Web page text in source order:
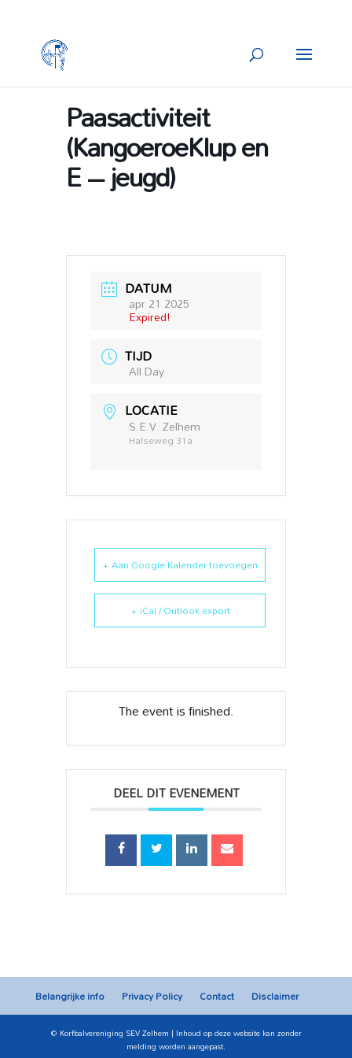
Paasactiviteit
(KangoeroeKlup en
E – jeugd)
DATUM
apr 21 2025
Expired!
TIJD
All Day
LOCATIE
S.E.V. Zelhem
Halseweg 31a
+ Aan Google Kalender toevoegen
+ iCal / Outlook export
The event is finished.
DEEL DIT EVENEMENT
Belangrijke info Privacy Policy Contact Disclaimer
© Korfbalvereniging SEV Zelhem | Inhoud op deze website kan zonder
melding worden aangepast.